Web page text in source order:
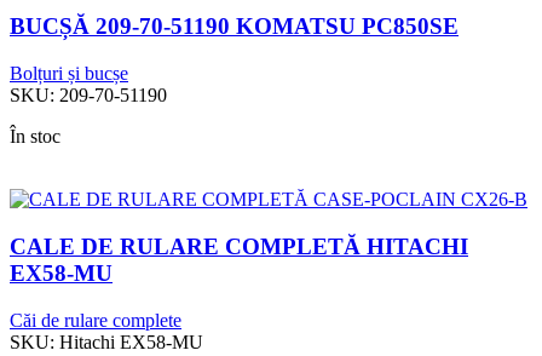
BUCȘĂ 209-70-51190 KOMATSU PC850SE
Bolțuri și bucșe
SKU: 209-70-51190
În stoc
CALE DE RULARE COMPLETĂ HITACHI
EX58-MU
Căi de rulare complete
SKU: Hitachi EX58-MU